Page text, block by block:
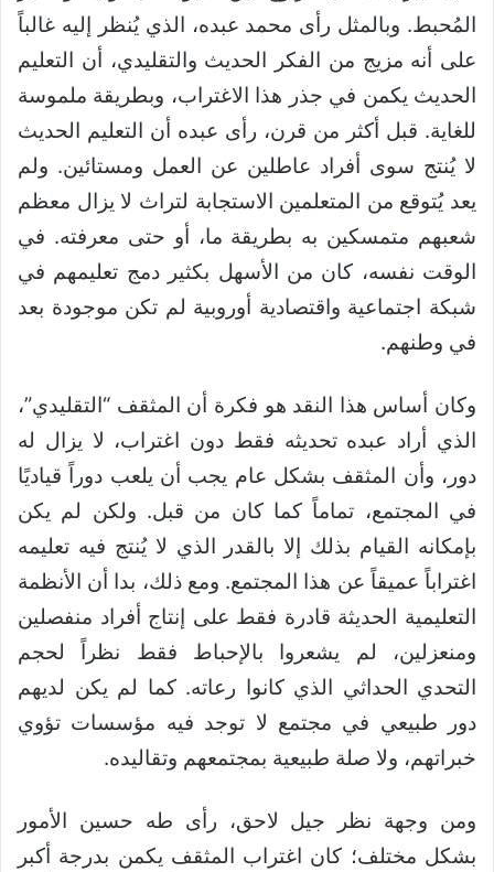
المُحبط. وبالمثل رأى محمد عبده، الذي يُنظر إليه غالباً
على أنه مزيج من الفكر الحديث والتقليدي، أن التعليم
الحديث يكمن في جذر هذا الاغتراب، وبطريقة ملموسة
للغاية. قبل أكثر من قرن، رأى عبده أن التعليم الحديث
لا يُنتج سوى أفراد عاطلين عن العمل ومستائين. ولم
يعد يُتوقع من المتعلمين الاستجابة لتراث لا يزال معظم
شعبهم متمسكين به بطريقة ما، أو حتى معرفته. في
الوقت نفسه، كان من الأسهل بكثير دمج تعليمهم في
شبكة اجتماعية واقتصادية أوروبية لم تكن موجودة بعد
في وطنهم.
وكان أساس هذا النقد هو فكرة أن المثقف “التقليدي”،
الذي أراد عبده تحديثه فقط دون اغتراب، لا يزال له
دور، وأن المثقف بشكل عام يجب أن يلعب دوراً قياديًا
في المجتمع، تماماً كما كان من قبل. ولكن لم يكن
بإمكانه القيام بذلك إلا بالقدر الذي لا يُنتج فيه تعليمه
اغتراباً عميقاً عن هذا المجتمع. ومع ذلك، بدا أن الأنظمة
التعليمية الحديثة قادرة فقط على إنتاج أفراد منفصلين
ومنعزلين، لم يشعروا بالإحباط فقط نظراً لحجم
التحدي الحداثي الذي كانوا رعاته. كما لم يكن لديهم
دور طبيعي في مجتمع لا توجد فيه مؤسسات تؤوي
خبراتهم، ولا صلة طبيعية بمجتمعهم وتقاليده.
ومن وجهة نظر جيل لاحق، رأى طه حسين الأمور
بشكل مختلف؛ كان اغتراب المثقف يكمن بدرجة أكبر